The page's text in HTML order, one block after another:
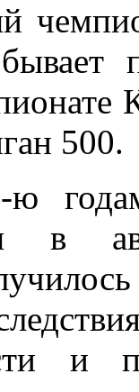
500.
ю
в
и